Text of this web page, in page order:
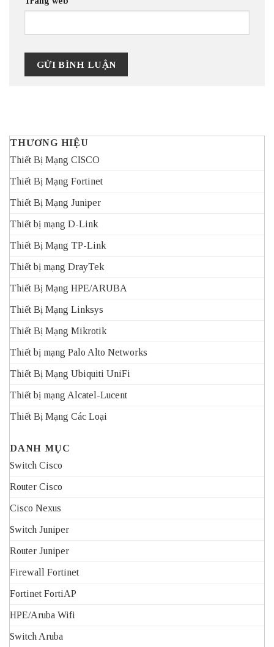
THƯƠNG HIỆU
Thiết Bị Mạng CISCO
Thiết Bị Mạng Fortinet
Thiết Bị Mạng Juniper
Thiết bị mạng D-Link
Thiết Bị Mạng TP-Link
Thiết bị mạng DrayTek
Thiết Bị Mạng HPE/ARUBA
Thiết Bị Mạng Linksys
Thiết Bị Mạng Mikrotik
Thiết bị mạng Palo Alto Networks
Thiết Bị Mạng Ubiquiti UniFi
Thiết bị mạng Alcatel-Lucent
Thiết Bị Mạng Các Loại
DANH MỤC
Switch Cisco
Router Cisco
Cisco Nexus
Switch Juniper
Router Juniper
Firewall Fortinet
Fortinet FortiAP
HPE/Aruba Wifi
Switch Aruba